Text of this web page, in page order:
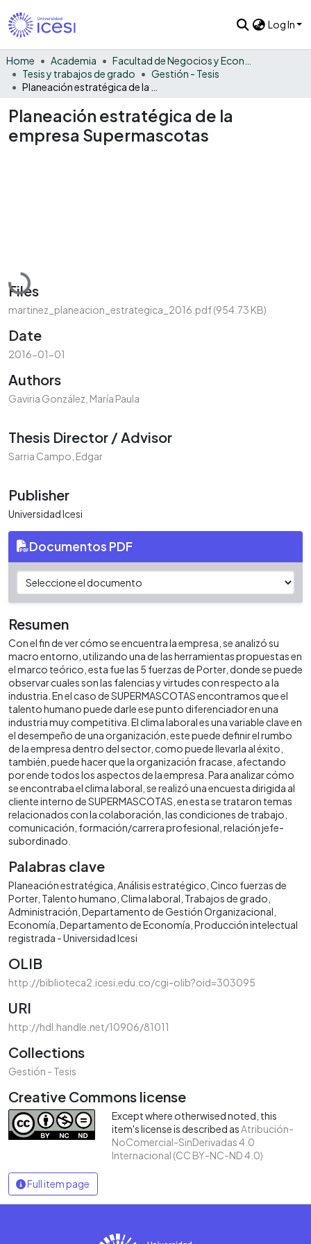
Log In
Home Academia
Tesis y trabajos de grado
Gestión - Tesis
Planeación estratégica de la
empresa Supermascotas
Loading...
Files
martinez_planeacion_estrategica_2016.pdf(954.73 KB)
Date
2016-01-01
Authors
Gaviria González, María Paula
Thesis Director / Advisor
Sarria Campo, Edgar
Publisher
Universidad Icesi
Documentos PDF
Resumen
Con el fin de ver cómo se encuentra la empresa, se analizó su
macro entorno, utilizando una de las herramientas propuestas en
el marco teórico, esta fue las 5 fuerzas de Porter, donde se puede
observar cuales son las falencias y virtudes con respecto a la
industria. En el caso de SUPERMASCOTAS encontramos que el
talento humano puede darle ese punto diferenciador en una
industria muy competitiva. El clima laboral es una variable clave en
el desempeño de una organización, este puede definir el rumbo
de la empresa dentro del sector, como puede llevarla al éxito,
también, puede hacer que la organización fracase, afectando
por ende todos los aspectos de la empresa. Para analizar cómo
se encontraba el clima laboral, se realizó una encuesta dirigida al
cliente interno de SUPERMASCOTAS, en esta se trataron temas
relacionados con la colaboración, las condiciones de trabajo,
comunicación, formación/carrera profesional, relación jefe-
subordinado.
Palabras clave
Planeación estratégica Análisis estratégico Cinco fuerzas de
Porter Talento humano Clima laboral Trabajos de grado
Administración Departamento de Gestión Organizacional
Economía Departamento de Economía Producción intelectual
registrada - Universidad Icesi
OLIB
http://biblioteca2.icesi.edu.co/cgi-olib?oid=303095
URI
http://hdl.handle.net/10906/81011
Collections
Gestión - Tesis
Creative Commons license
Except where otherwised noted, this
item's license is described asAtribución-
NoComercial-SinDerivadas 4.0
Internacional (CC BY-NC-ND 4.0)
Full item page